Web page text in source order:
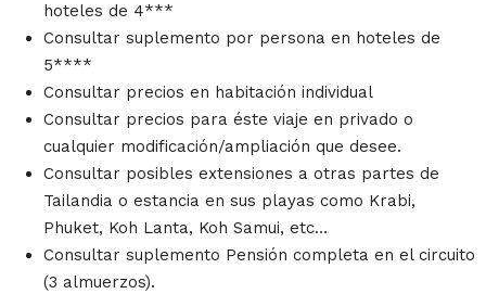
hoteles de 4***
Consultar suplemento por persona en hoteles de
5****
Consultar precios en habitación individual
Consultar precios para éste viaje en privado o
cualquier modificación/ampliación que desee.
Consultar posibles extensiones a otras partes de
Tailandia o estancia en sus playas como Krabi,
Phuket, Koh Lanta, Koh Samui, etc…
Consultar suplemento Pensión completa en el circuito
(3 almuerzos).